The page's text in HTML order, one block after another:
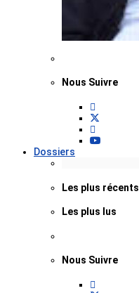
Nous Suivre
Dossiers
Les plus récents
Les plus lus
Nous Suivre